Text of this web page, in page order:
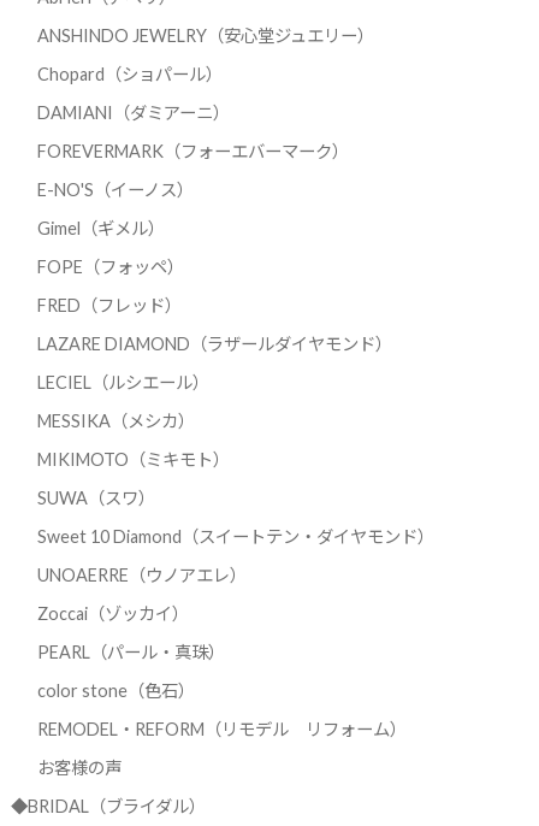
ANSHINDO JEWELRY（安心堂ジュエリー）
Chopard（ショパール）
DAMIANI（ダミアーニ）
FOREVERMARK（フォーエバーマーク）
E-NO'S（イーノス）
Gimel（ギメル）
FOPE（フォッペ）
FRED（フレッド）
LAZARE DIAMOND（ラザールダイヤモンド）
LECIEL（ルシエール）
MESSIKA（メシカ）
MIKIMOTO（ミキモト）
SUWA（スワ）
Sweet 10 Diamond（スイートテン・ダイヤモンド）
UNOAERRE（ウノアエレ）
Zoccai（ゾッカイ）
PEARL（パール・真珠）
color stone（色石）
REMODEL・REFORM（リモデル リフォーム）
お客様の声
◆BRIDAL（ブライダル）